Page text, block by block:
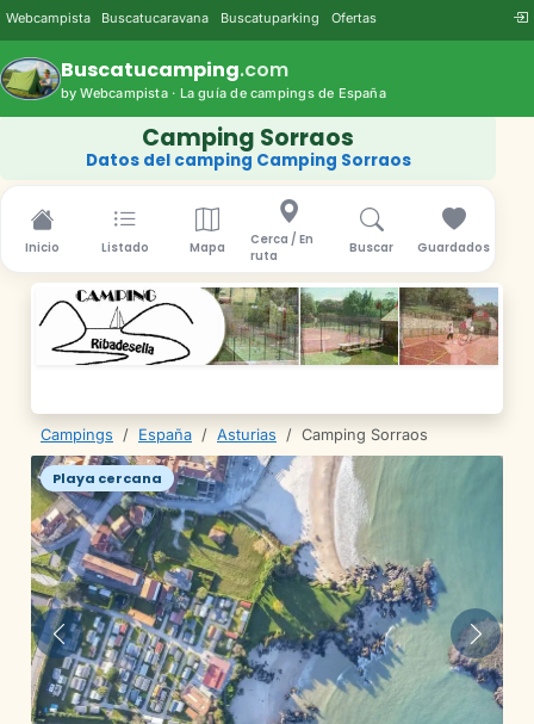
Webcampista Buscatucaravana Buscatuparking Ofertas
Buscatucamping.com
by Webcampista · La guía de campings de España
Camping Sorraos
Datos del camping Camping Sorraos
Inicio Listado Mapa
Cerca / En
ruta
Buscar Guardados
Campings / España / Asturias / Camping Sorraos
Playa cercana
Anterior